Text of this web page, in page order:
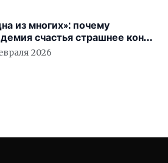
из многих»: почему
счастья страшнее конца
2026